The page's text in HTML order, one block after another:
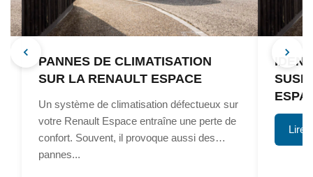
PANNES DE CLIMATISATION
SUR LA RENAULT ESPACE
Un système de climatisation défectueux sur
votre Renault Espace entraîne une perte de
confort. Souvent, il provoque aussi des
pannes...
Lire